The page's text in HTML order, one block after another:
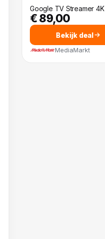
Google TV Streamer 4K
€ 89,00
Bekijk deal
MediaMarkt